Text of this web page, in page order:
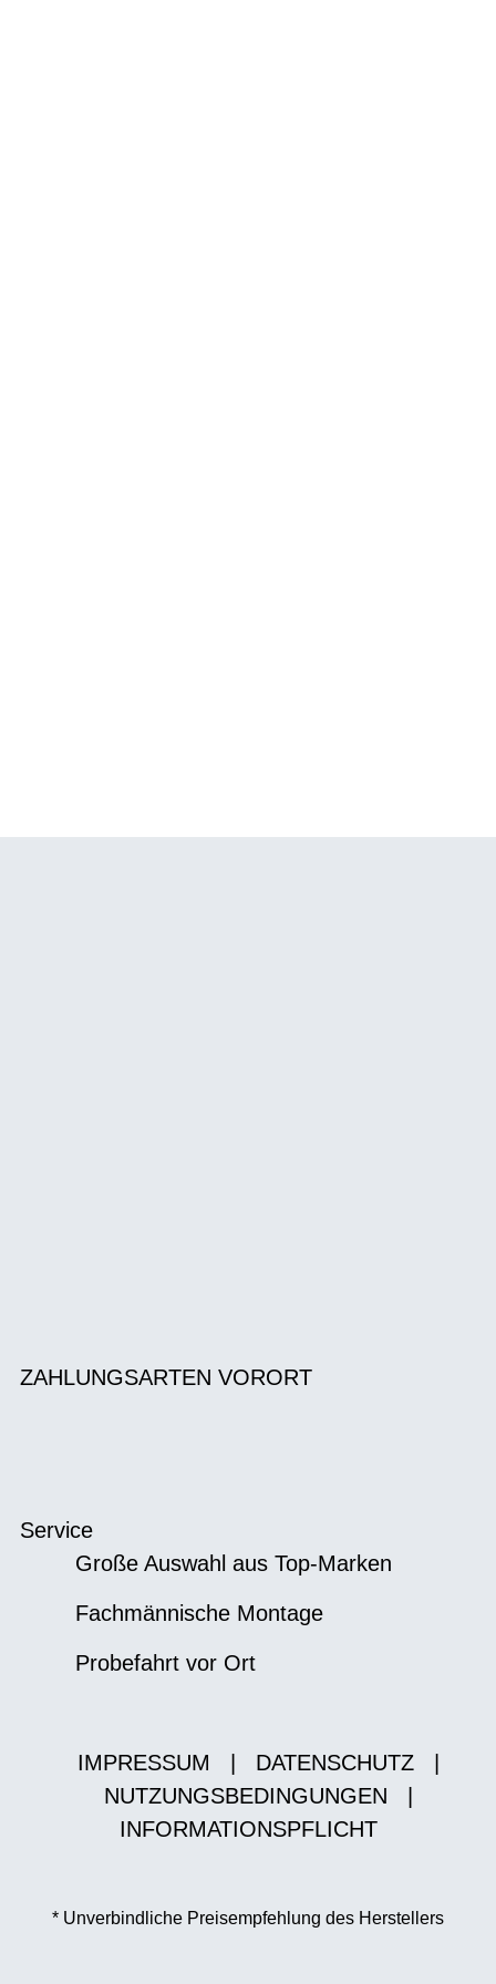
ZAHLUNGSARTEN VORORT
Service
Große Auswahl aus Top-Marken
Fachmännische Montage
Probefahrt vor Ort
IMPRESSUM DATENSCHUTZ
NUTZUNGSBEDINGUNGEN
INFORMATIONSPFLICHT
* Unverbindliche Preisempfehlung des Herstellers